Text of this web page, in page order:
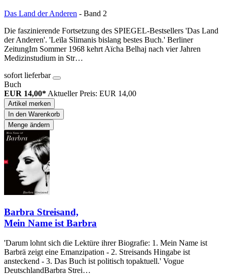
Das Land der Anderen - Band 2
Die faszinierende Fortsetzung des SPIEGEL-Bestsellers 'Das Land
der Anderen'. 'Leïla Slimanis bislang bestes Buch.' Berliner
ZeitungIm Sommer 1968 kehrt Aïcha Belhaj nach vier Jahren
Medizinstudium in Str…
sofort lieferbar
Buch
EUR 14,00* Aktueller Preis: EUR 14,00
Artikel merken
In den Warenkorb
Menge ändern
Barbra Streisand,
Mein Name ist Barbra
'Darum lohnt sich die Lektüre ihrer Biografie: 1. Mein Name ist
Barbrä zeigt eine Emanzipation - 2. Streisands Hingabe ist
ansteckend - 3. Das Buch ist politisch topaktuell.' Vogue
DeutschlandBarbra Strei…